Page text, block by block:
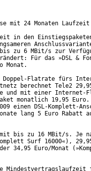
mit 24 Monaten Laufzeit
in den
zu 6 MBit/s zur
Für das »DSL &
Monat.
Doppel-Flatrate fürs
berechnet Tele2
und mit einer Internet-
monatlich 19,95 Euro.
einen DSL-Komplett-
lang 5 Euro Rabatt
mit bis zu 16 MBit/s. Je
Surf 16000«),
34,95 Euro/Monat
Mindestvertragslaufzeit